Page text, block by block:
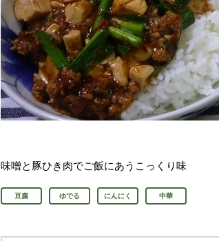
味噌と豚ひき肉でご飯にあうこっくり味
豆腐 ゆでる にんにく 中華